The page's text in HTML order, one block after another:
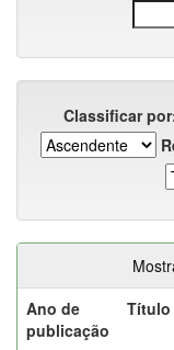
Classificar
Ano de
publicação
Título